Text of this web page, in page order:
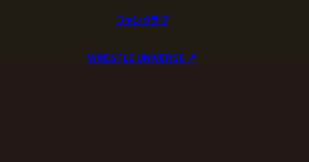
ファンクラブ
WRESTLE UNIVERSE ↗︎